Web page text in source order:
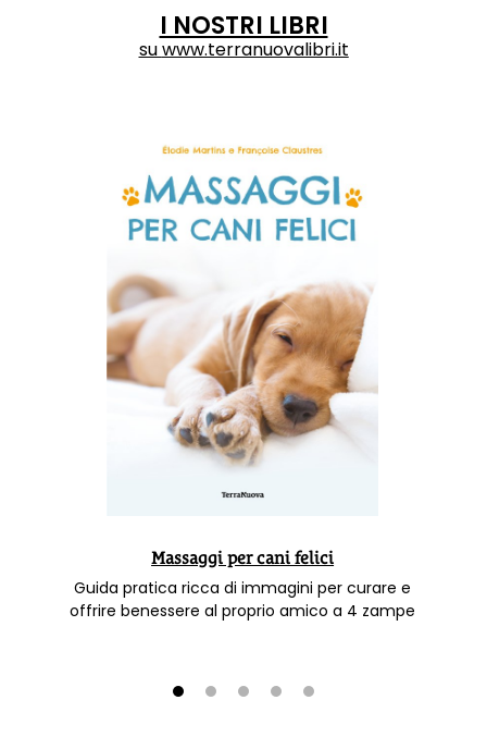
I NOSTRI LIBRI
suwww.terranuovalibri.it
Massaggi per cani felici
Guida pratica ricca di immagini per curare e
offrire benessere al proprio amico a 4 zampe